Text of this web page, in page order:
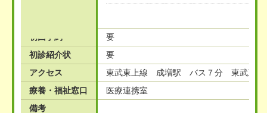
初回予約
要
初診紹介状
要
アクセス
東武東上線 成増駅 バス７分 東武東上線
療養・福祉窓口
医療連携室
備考